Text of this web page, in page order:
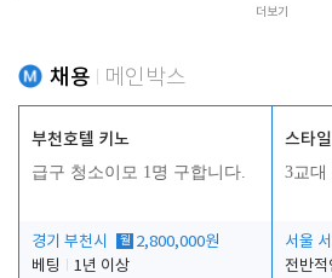
더보기
채용 메인박스
부천호텔 키노
급구 청소이모 1명 구합니다.
경기 부천시 월 2,800,000원
베팅
1년 이상
스타
3교대
서울